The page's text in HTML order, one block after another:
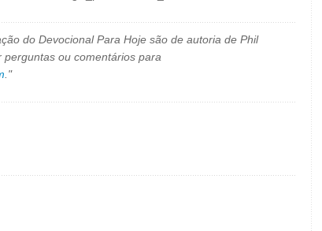
do Devocional Para Hoje são de autoria de Phil
perguntas ou comentários para
."